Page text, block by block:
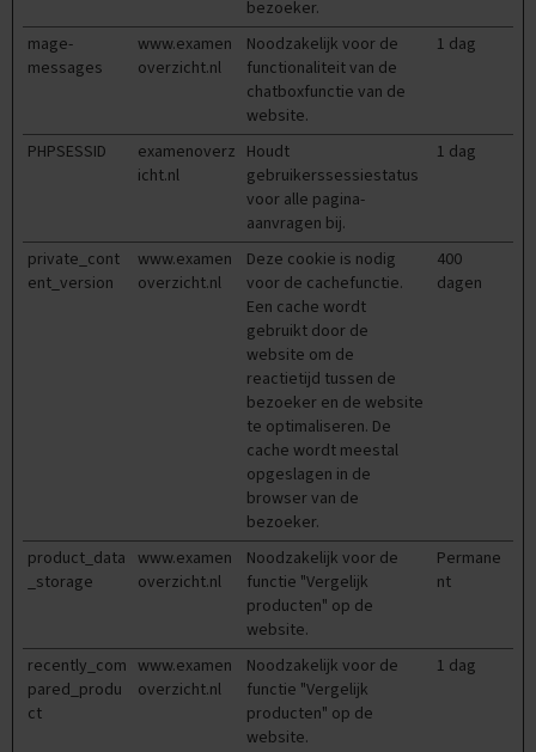
n
a
t
a
p
p
m
e
n
p
s
bezoeker.
mage-
messages
www.examen
overzicht.nl
Noodzakelijk voor de
functionaliteit van de
chatboxfunctie van de
website.
1 dag
PHPSESSID
examenoverz
icht.nl
Houdt
gebruikerssessiestatus
voor alle pagina-
aanvragen bij.
1 dag
private_cont
ent_version
www.examen
overzicht.nl
Deze cookie is nodig
voor de cachefunctie.
Een cache wordt
gebruikt door de
website om de
reactietijd tussen de
bezoeker en de website
te optimaliseren. De
cache wordt meestal
opgeslagen in de
browser van de
bezoeker.
400
dagen
product_data
_storage
www.examen
overzicht.nl
Noodzakelijk voor de
functie "Vergelijk
producten" op de
website.
Permane
nt
recently_com
pared_produ
ct
www.examen
overzicht.nl
Noodzakelijk voor de
functie "Vergelijk
producten" op de
website.
1 dag